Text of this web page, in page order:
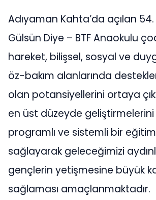
Adıyaman Kahta’da açılan
Gülsün Diye – BTF Anaokulu
hareket, bilişsel, sosyal ve
öz-bakım alanlarında
olan potansiyellerini ortaya
en üst düzeyde
programlı ve sistemli bir eğitim
sağlayarak geleceğimizi
gençlerin yetişmesine büyük
sağlaması amaçlanmaktadır.